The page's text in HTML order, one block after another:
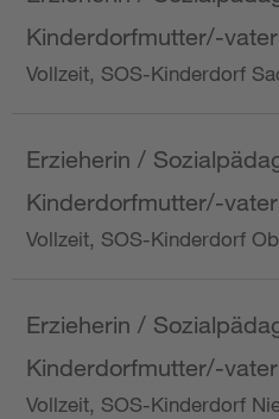
Kinderdorfmutter/-vater
Vollzeit, SOS-Kinderdorf
Erzieherin /
Kinderdorfmutter/-vater
Vollzeit, SOS-Kinderdorf
Erzieherin /
Kinderdorfmutter/-vater
Vollzeit, SOS-Kinderdorf